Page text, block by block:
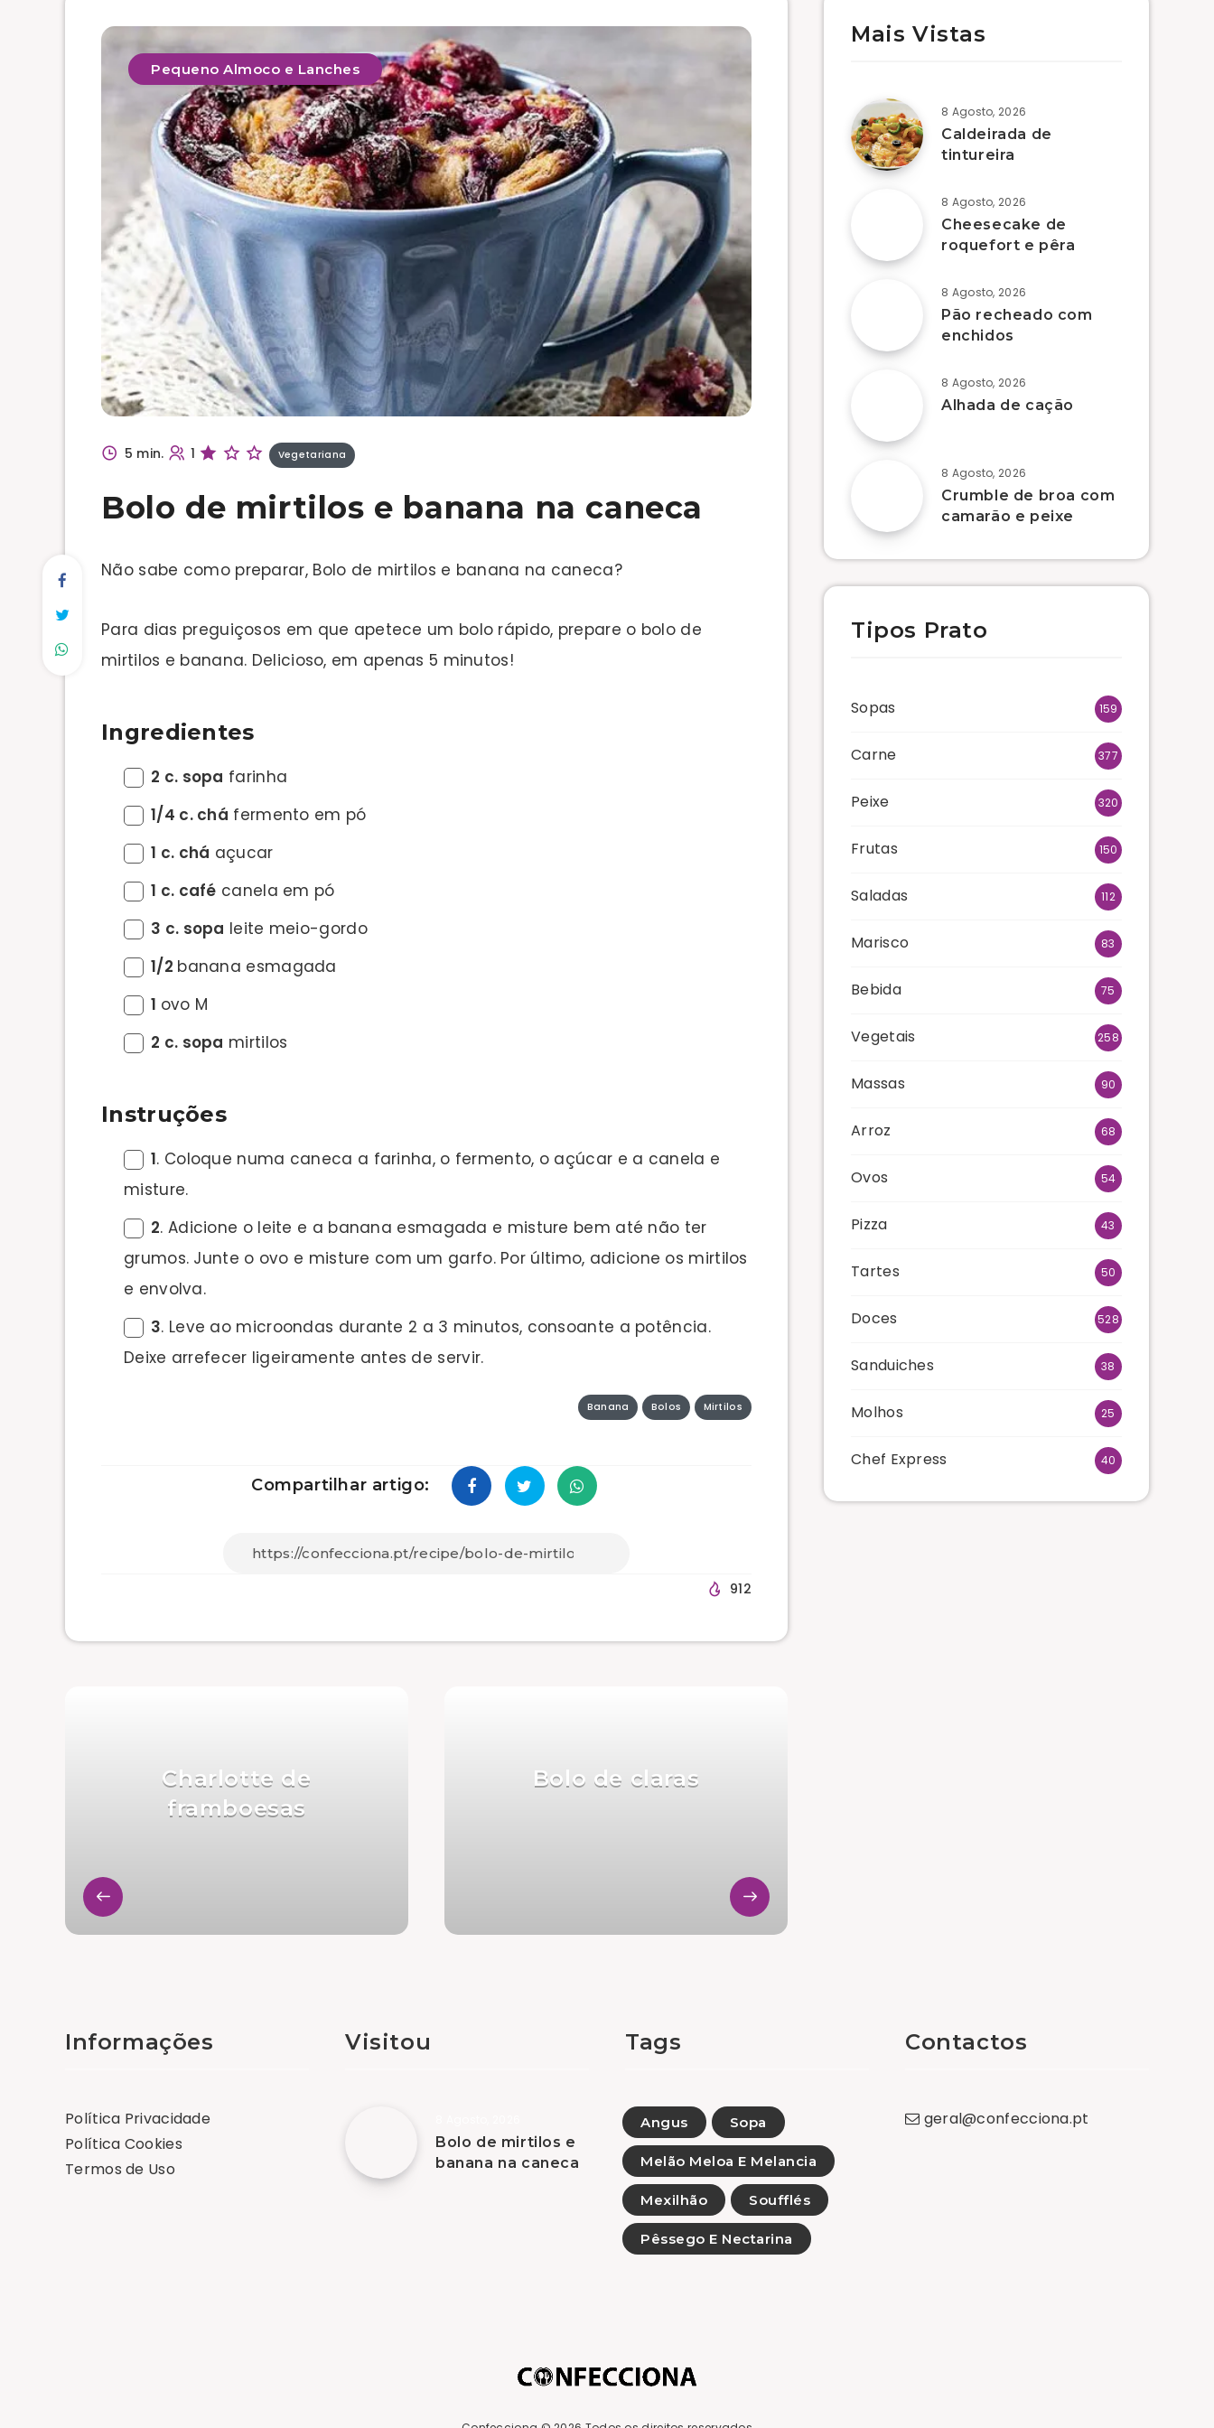
Pequeno Almoco e Lanches
5 min. 1 Vegetariana
Bolo de mirtilos e banana na caneca
Não sabe como preparar, Bolo de mirtilos e banana na caneca?
Para dias preguiçosos em que apetece um bolo rápido, prepare o bolo de
mirtilos e banana. Delicioso, em apenas 5 minutos!
Ingredientes
2 c. sopa farinha
1/4 c. chá fermento em pó
1 c. chá açucar
1 c. café canela em pó
3 c. sopa leite meio-gordo
1/2 banana esmagada
1 ovo M
2 c. sopa mirtilos
Instruções
1. Coloque numa caneca a farinha, o fermento, o açúcar e a canela e
misture.
2. Adicione o leite e a banana esmagada e misture bem até não ter
grumos. Junte o ovo e misture com um garfo. Por último, adicione os mirtilos
e envolva.
3. Leve ao microondas durante 2 a 3 minutos, consoante a potência.
Deixe arrefecer ligeiramente antes de servir.
Banana Bolos Mirtilos
Compartilhar artigo:
912
Bolo de claras
Charlotte de
framboesas
Mais Vistas
8 Agosto, 2026
Caldeirada de
tintureira
8 Agosto, 2026
Cheesecake de
roquefort e pêra
8 Agosto, 2026
Pão recheado com
enchidos
8 Agosto, 2026
Alhada de cação
8 Agosto, 2026
Crumble de broa com
camarão e peixe
Tipos Prato
Sopas 159
Carne 377
Peixe 320
Frutas 150
Saladas 112
Marisco 83
Bebida 75
Vegetais 258
Massas 90
Arroz 68
Ovos 54
Pizza 43
Tartes 50
Doces 528
Sanduiches 38
Molhos 25
Chef Express 40
Informações
Política Privacidade
Política Cookies
Termos de Uso
Visitou
Bolo de mirtilos e
banana na caneca
Tags
Angus Sopa
Melão Meloa E Melancia
Mexilhão Soufflés
Pêssego E Nectarina
Contactos
geral@confecciona.pt